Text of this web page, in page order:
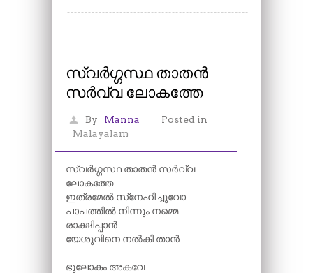
സ്വർഗ്ഗസ്ഥ താതൻ
സർവ്വ ലോകത്തേ
By Manna
Posted in
Malayalam
സ്വർഗ്ഗസ്ഥ താതൻ സർവ്വ
ലോകത്തേ
ഇത്രമേൽ സ്‌നേഹിച്ചുവോ
പാപത്തിൽ നിന്നും നമ്മെ
രാക്ഷിപ്പാൻ
യേശുവിനെ നൽകി താൻ
ഭുലോകം അകവേ